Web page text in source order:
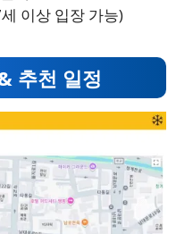
이상 입장 가능)
추천 일정